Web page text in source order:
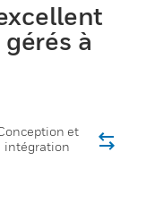
à
et
intégration